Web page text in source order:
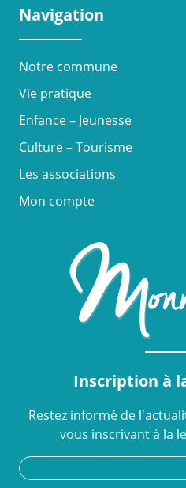
Navigation
Notre commune
Vie pratique
Enfance – Jeunesse
Culture – Tourisme
Les associations
Mon compte
Inscription à
Restez informé de
vous inscrivant à la